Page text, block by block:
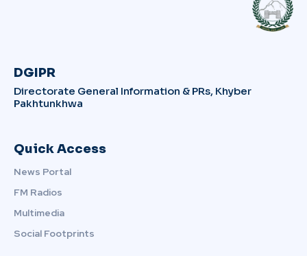
DGIPR
Directorate General Information & PRs, Khyber
Pakhtunkhwa
Quick Access
News Portal
FM Radios
Multimedia
Social Footprints